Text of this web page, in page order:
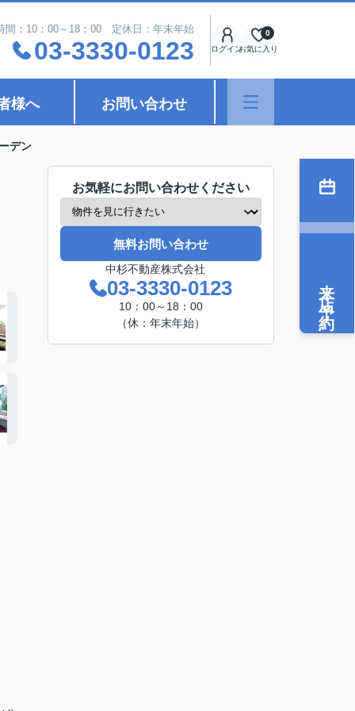
間：10：00～18：00 定休日：年末年始
03-3330-0123 ログインお気に入り
0
様へ お問い合わせ
デン
お気軽にお問い合わせください
無料お問い合わせ
中杉不動産株式会社
03-3330-0123
10：00～18：00
（休：年末年始）
来店予約